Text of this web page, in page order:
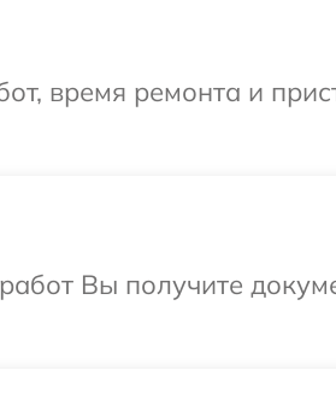
время ремонта и
Вы получите